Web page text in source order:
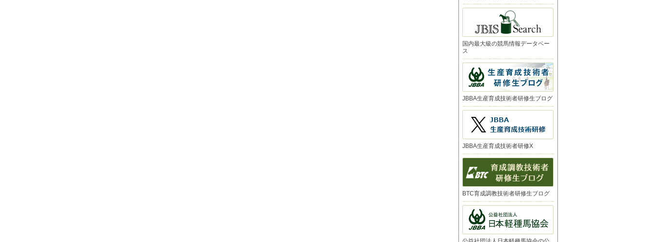
国内最大級の競馬情報データベー
ス
JBBA生産育成技術者研修生ブログ
JBBA生産育成技術者研修X
BTC育成調教技術者研修生ブログ